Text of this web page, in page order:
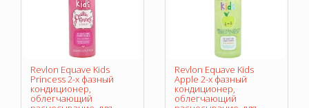
Revlon Equave Kids
Princess 2-х фазный
кондиционер,
облегчающий
Revlon Equave Kids
Apple 2-х фазный
кондиционер,
облегчающий